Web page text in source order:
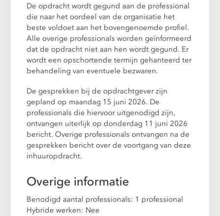
De opdracht wordt gegund aan de professional
die naar het oordeel van de organisatie het
beste voldoet aan het bovengenoemde profiel.
Alle overige professionals worden geïnformeerd
dat de opdracht niet aan hen wordt gegund. Er
wordt een opschortende termijn gehanteerd ter
behandeling van eventuele bezwaren.
De gesprekken bij de opdrachtgever zijn
gepland op maandag 15 juni 2026. De
professionals die hiervoor uitgenodigd zijn,
ontvangen uiterlijk op donderdag 11 juni 2026
bericht. Overige professionals ontvangen na de
gesprekken bericht over de voortgang van deze
inhuuropdracht.
Overige informatie
Benodigd aantal professionals: 1 professional
Hybride werken: Nee